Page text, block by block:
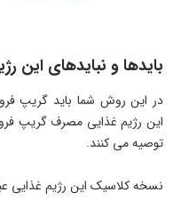
بایدها و نبایدهای این
در این روش شما باید گریپ
این رژیم غذایی مصرف گریپ
توصیه می­ کنند.
نسخه کلاسیک این رژیم غذایی